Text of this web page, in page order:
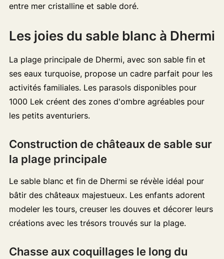
entre mer cristalline et sable doré.
Les joies du sable blanc à Dhermi
La plage principale de Dhermi, avec son sable fin et
ses eaux turquoise, propose un cadre parfait pour les
activités familiales. Les parasols disponibles pour
1000 Lek créent des zones d'ombre agréables pour
les petits aventuriers.
Construction de châteaux de sable sur
la plage principale
Le sable blanc et fin de Dhermi se révèle idéal pour
bâtir des châteaux majestueux. Les enfants adorent
modeler les tours, creuser les douves et décorer leurs
créations avec les trésors trouvés sur la plage.
Chasse aux coquillages le long du